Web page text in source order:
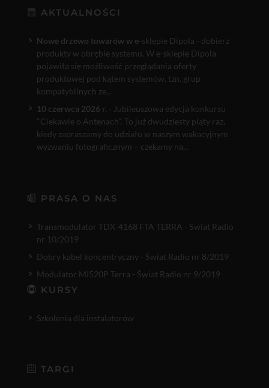
AKTUALNOŚCI
Nowe drzewo towarów w e-sklepie Dipola - dobierz
produkty w obrębie systemu. W e-sklepie Dipola
pojawiła się możliwość przeglądania oferty
produktowej pod kątem systemów, tzn. grup
kompatybilnych ze...
10 czerwca 2026 r. - Jubileuszowa edycja konkursu
"Ciekawie o Antenach". To już dwudziesty piąty raz,
kiedy zapraszamy do udziału w naszym wakacyjnym
wyzwaniu fotograficznym – czekamy na...
PRASA O NAS
Transmodulator TDX-4168 FTA TERRA - Świat Radio
nr 10/2019
Dobry kabel koncentryczny - Świat Radio nr 8/2019
Modulator MI520P Terra - Świat Radio nr 9/2019
KURSY
Szkolenia dla instalatorów
TARGI